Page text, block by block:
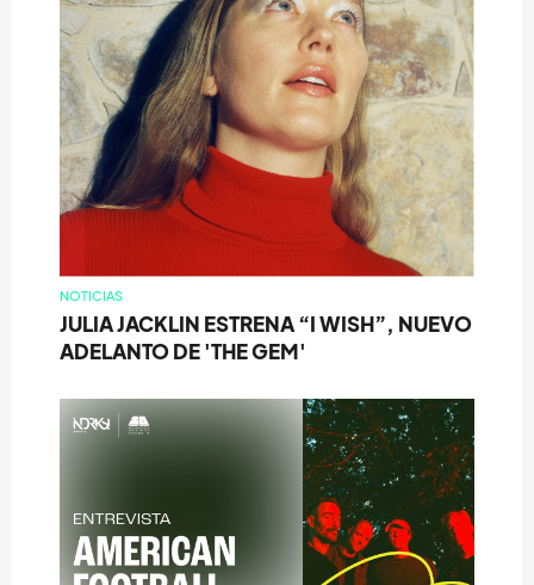
NOTICIAS
JULIA JACKLIN ESTRENA “I WISH”, NUEVO
ADELANTO DE 'THE GEM'